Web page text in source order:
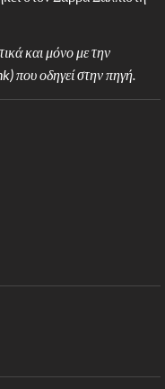
και μόνο με την
που οδηγεί στην πηγή.